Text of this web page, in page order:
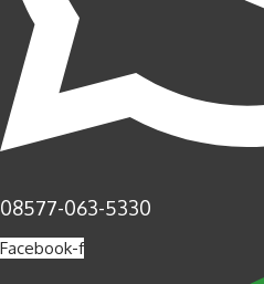
08577-063-5330
Facebook-f